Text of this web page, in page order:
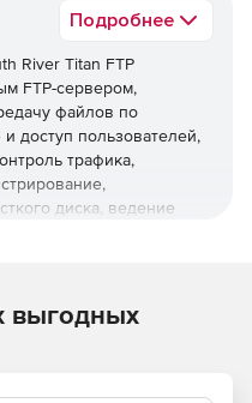
Подробнее
River Titan FTP
FTP-сервером,
файлов по
доступ пользователей,
трафика,
диска, ведение
выгодных